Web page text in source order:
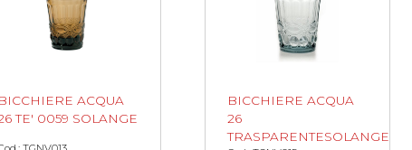
BICCHIERE ACQUA
TE' 0059 SOLANGE
BICCHIERE ACQUA
26
TRASPARENTESOLANGE